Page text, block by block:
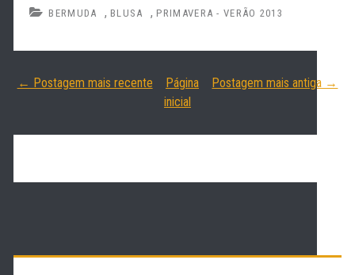
BERMUDA , BLUSA , PRIMAVERA - VERÃO 2013
← Postagem mais recente Postagem mais antiga →
Página
inicial